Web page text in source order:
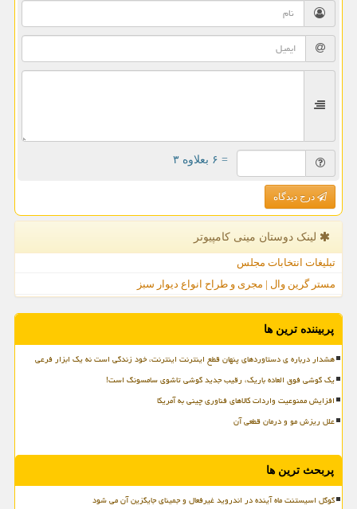
= ۶ بعلاوه ۳
درج دیدگاه
لینک دوستان مینی كامپیوتر
تبلیغات انتخابات مجلس
مستر گرین وال | مجری و طراح انواع دیوار سبز
پربیننده ترین ها
هشدار درباره ی دستاوردهای پنهان قطع اینترنت اینترنت، خود زندگی است نه یک ابزار فرعی
یک گوشی فوق العاده باریک، رقیب جدید گوشی تاشوی سامسونگ است!
افزایش ممنوعیت واردات کالاهای فناوری چینی به آمریکا
علل ریزش مو و درمان قطعی آن
پربحث ترین ها
گوگل اسیستنت ماه آینده در اندروید غیرفعال و جمینای جایگزین آن می شود